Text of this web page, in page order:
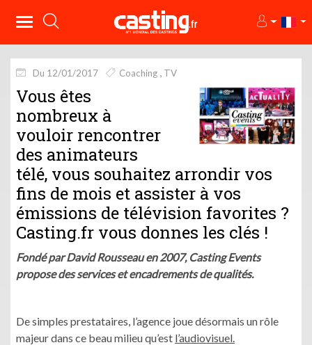
Du 12/01/2017 Coaching TV
Vous êtes
nombreux à
vouloir rencontrer
des animateurs
télé, vous souhaitez arrondir vos
fins de mois et assister à vos
émissions de télévision favorites ?
Casting.fr vous donnes les clés !
Fondé par David Rousseau en 2007, Casting Events
propose des services et encadrements de qualités.
De simples prestataires, l’agence joue désormais un rôle
majeur dans ce beau milieu qu’est l’audiovisuel.